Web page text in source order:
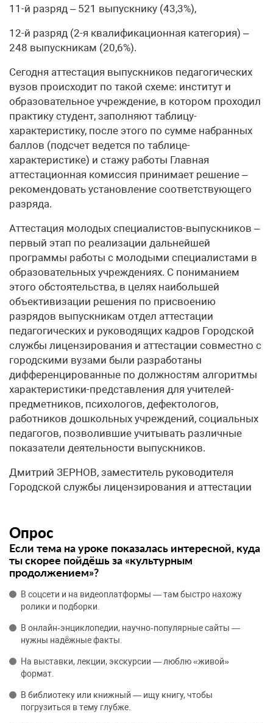
11-й разряд – 521 выпускнику (43,3%),
12-й разряд (2-я квалификационная категория) –
248 выпускникам (20,6%).
Сегодня аттестация выпускников педагогических
вузов происходит по такой схеме: институт и
образовательное учреждение, в котором проходил
практику студент, заполняют таблицу-
характеристику, после этого по сумме набранных
баллов (подсчет ведется по таблице-
характеристике) и стажу работы Главная
аттестационная комиссия принимает решение –
рекомендовать установление соответствующего
разряда.
Аттестация молодых специалистов-выпускников –
первый этап по реализации дальнейшей
программы работы с молодыми специалистами в
образовательных учреждениях. С пониманием
этого обстоятельства, в целях наибольшей
объективизации решения по присвоению
разрядов выпускникам отдел аттестации
педагогических и руководящих кадров Городской
службы лицензирования и аттестации совместно с
городскими вузами были разработаны
дифференцированные по должностям алгоритмы
характеристики-представления для учителей-
предметников, психологов, дефектологов,
работников дошкольных учреждений, социальных
педагогов, позволившие учитывать различные
показатели деятельности выпускников.
Дмитрий ЗЕРНОВ, заместитель руководителя
Городской службы лицензирования и аттестации
Опрос
Если тема на уроке показалась интересной, куда
ты скорее пойдёшь за «культурным
продолжением»?
В соцсети и на видеоплатформы — там быстро нахожу
ролики и подборки.
В онлайн‑энциклопедии, научно‑популярные сайты —
нужны надёжные факты.
На выставки, лекции, экскурсии — люблю «живой»
формат.
В библиотеку или книжный — ищу книгу, чтобы
погрузиться в тему глубже.